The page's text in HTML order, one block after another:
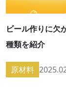
ビール作りに欠
種類を紹介
原材料